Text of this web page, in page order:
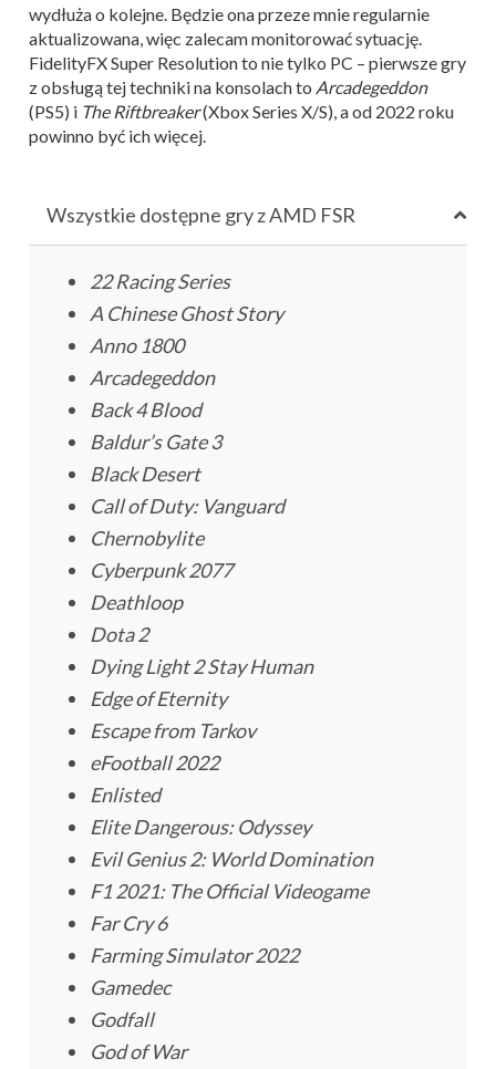
wydłuża o kolejne. Będzie ona przeze mnie regularnie
aktualizowana, więc zalecam monitorować sytuację.
FidelityFX Super Resolution to nie tylko PC – pierwsze gry
z obsługą tej techniki na konsolach to Arcadegeddon
(PS5) i The Riftbreaker(Xbox Series X/S), a od 2022 roku
powinno być ich więcej.
Wszystkie dostępne gry z AMD FSR
22 Racing Series
A Chinese Ghost Story
Anno 1800
Arcadegeddon
Back 4 Blood
Baldur’s Gate 3
Black Desert
Call of Duty: Vanguard
Chernobylite
Cyberpunk 2077
Deathloop
Dota 2
Dying Light 2 Stay Human
Edge of Eternity
Escape from Tarkov
eFootball 2022
Enlisted
Elite Dangerous: Odyssey
Evil Genius 2: World Domination
F1 2021: The Official Videogame
Far Cry 6
Farming Simulator 2022
Gamedec
Godfall
God of War